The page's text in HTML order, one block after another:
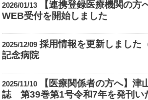
2026/01/13
【連携登録医療機関の方
WEB受付を開始しました
2025/12/09 採用情報を更新しました
記念病院
2025/11/10
【医療関係者の方へ】津
誌 第39巻第1号令和7年を発刊い